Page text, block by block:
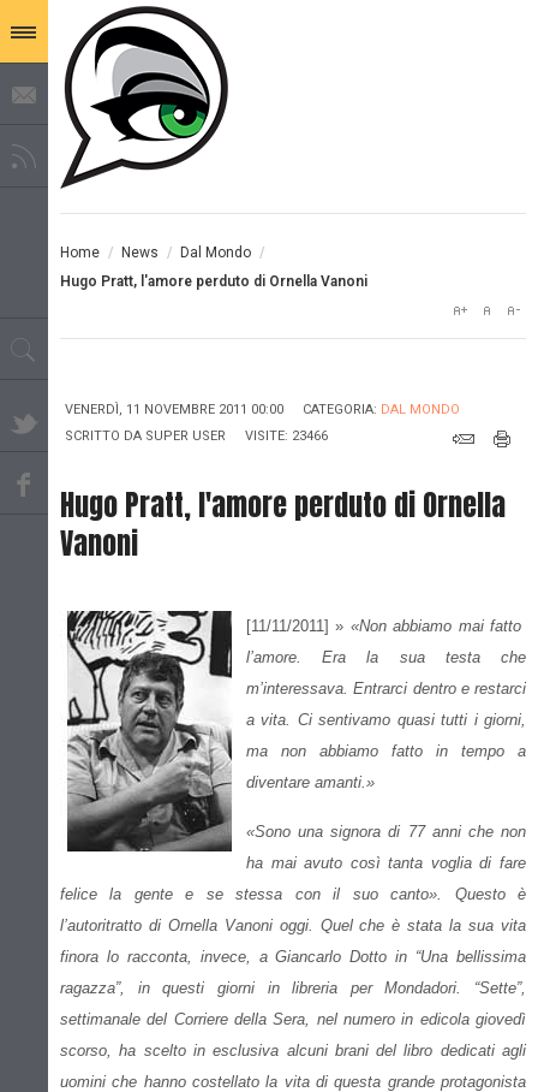
Home / News / Dal Mondo /
Hugo Pratt, l'amore perduto di Ornella Vanoni
VENERDÌ, 11 NOVEMBRE 2011 00:00 CATEGORIA: DAL MONDO
SCRITTO DA SUPER USER VISITE: 23466
Hugo Pratt, l'amore perduto di Ornella
Vanoni
[11/11/2011] » «Non abbiamo mai fatto
l’amore. Era la sua testa che
m’interessava. Entrarci dentro e restarci
a vita. Ci sentivamo quasi tutti i giorni,
ma non abbiamo fatto in tempo a
diventare amanti.»
«Sono una signora di 77 anni che non
ha mai avuto così tanta voglia di fare
felice la gente e se stessa con il suo canto». Questo è
l’autoritratto di Ornella Vanoni oggi. Quel che è stata la sua vita
finora lo racconta, invece, a Giancarlo Dotto in “Una bellissima
ragazza”, in questi giorni in libreria per Mondadori. “Sette”,
settimanale del Corriere della Sera, nel numero in edicola giovedì
scorso, ha scelto in esclusiva alcuni brani del libro dedicati agli
uomini che hanno costellato la vita di questa grande protagonista